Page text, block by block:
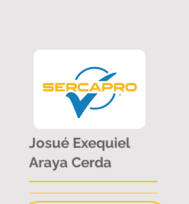
Josué Exequiel
Araya Cerda